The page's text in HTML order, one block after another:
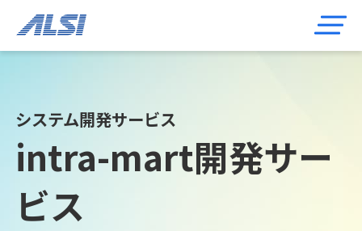
システム開発サービス
intra-mart開発サー
ビス